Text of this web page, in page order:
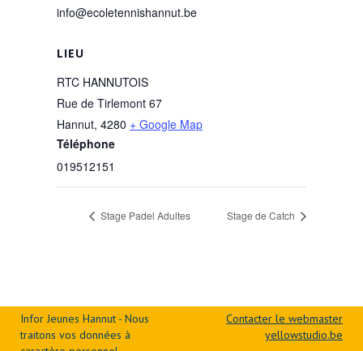
LIEU
RTC HANNUTOIS
Rue de Tirlemont 67
Hannut, 4280 + Google Map
Téléphone
019512151
info@ecoletennishannut.be
Stage Padel Adultes Stage de Catch
Infor Jeunes Hannut - Nous
traitons vos données à
Contacter le webmaster
yellowstudio.be